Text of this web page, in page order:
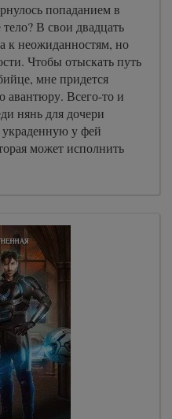
попаданием в
В свои двадцать
к неожиданностям, но
Чтобы отыскать путь
мне придется
авантюру. Всего-то и
нянь для дочери
украденную у фей
может исполнить